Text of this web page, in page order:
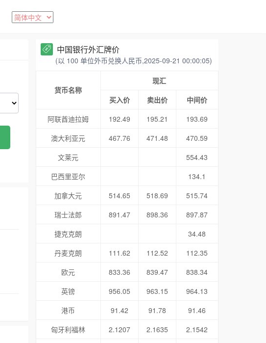
中国银行外汇牌价
(以 100 单位外币兑换人民币,2025-09-21 00:00:05)
货币名称
现汇
买入价
卖出价
中间价
阿联酋迪拉姆
192.49 195.21
193.69
澳大利亚元
467.76 471.48
470.59
文莱元
554.43
巴西里亚尔
134.1
加拿大元
514.65 518.69
515.74
瑞士法郎
891.47 898.36
897.87
捷克克朗
34.48
丹麦克朗
111.62 112.52
112.35
欧元
833.36 839.47
838.34
英镑
956.05 963.15
964.13
港币
91.42 91.78
91.46
匈牙利福林
2.1207 2.1635
2.1542